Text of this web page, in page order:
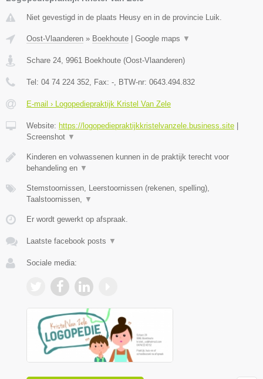
Niet gevestigd in de plaats Heusy en in de provincie Luik.
Oost-Vlaanderen » Boekhoute | Google maps ▼
Schare 24 9961 Boekhoute (Oost-Vlaanderen)
Tel: 04 74 224 352 , Fax: - , BTW-nr: 0643.494.832
E-mail › Logopediepraktijk Kristel Van Zele
Website: https://logopediepraktijkkristelvanzele.business.site |
Screenshot ▼
Kinderen en volwassenen kunnen in de praktijk terecht voor
behandeling en ▼
Stemstoornissen, Leerstoornissen (rekenen, spelling),
Taalstoornissen,
▼
Er wordt gewerkt op afspraak.
Laatste facebook posts ▼
Sociale media: